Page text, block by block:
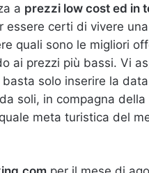
a prezzi low cost ed in
essere certi di vivere
quali sono le migliori
ai prezzi più bassi. Vi
solo inserire la
soli, in compagna
quale meta turistica del